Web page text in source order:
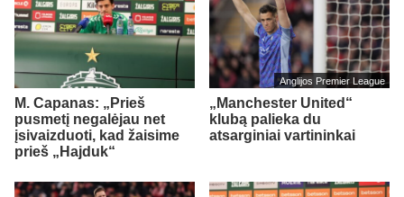
M. Capanas: „Prieš
pusmetį negalėjau net
įsivaizduoti, kad žaisime
prieš „Hajduk“
Anglijos Premier League
„Manchester United“
klubą palieka du
atsarginiai vartininkai